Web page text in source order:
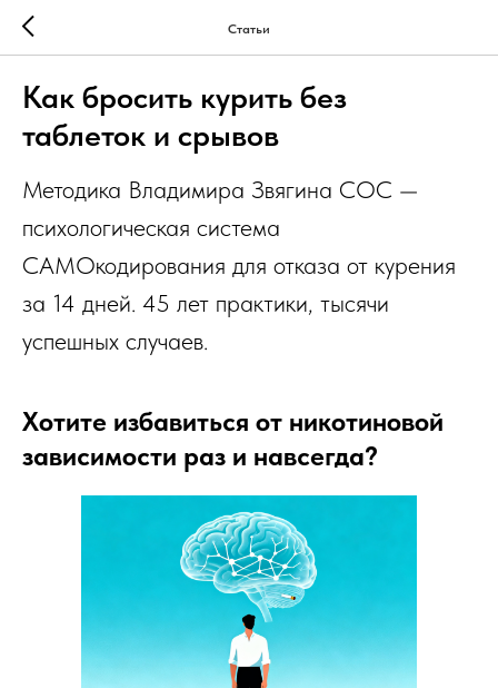
Статьи
Как бросить курить без
таблеток и срывов
Методика Владимира Звягина СОС —
психологическая система
САМОкодирования для отказа от курения
за 14 дней. 45 лет практики, тысячи
успешных случаев.
Хотите избавиться от никотиновой
зависимости раз и навсегда?